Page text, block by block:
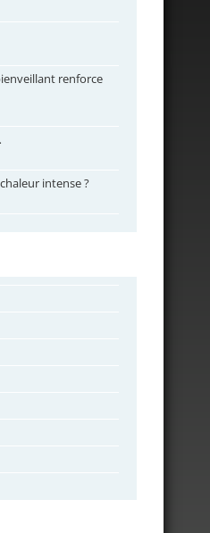
renforce
intense ?